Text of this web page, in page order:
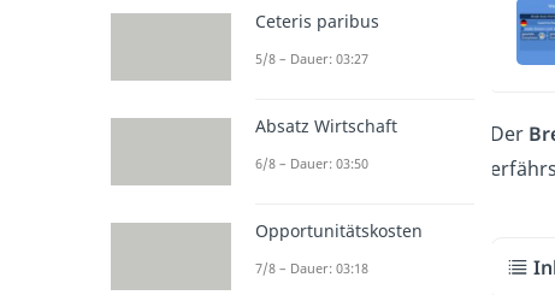
Der
Ceteris paribus
5/8 – Dauer: 03:27
Absatz Wirtschaft
6/8 – Dauer: 03:50
Opportunitätskosten
7/8 – Dauer: 03:18